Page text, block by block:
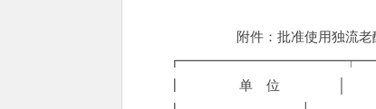
附件：批准使用独流老醋原
┃ 单 位 │ 地 址